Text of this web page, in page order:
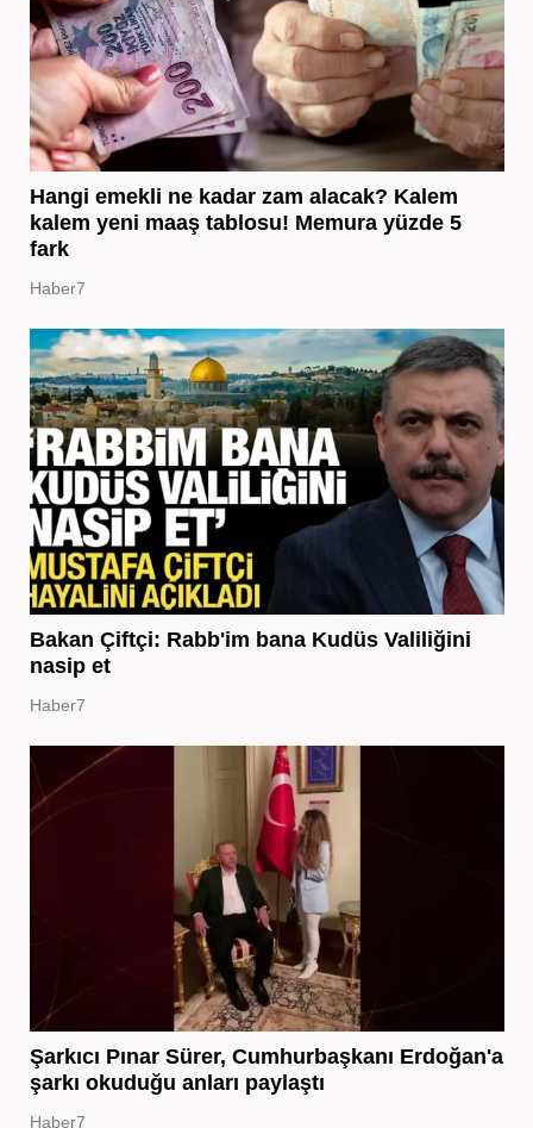
Hangi emekli ne kadar zam alacak? Kalem
kalem yeni maaş tablosu! Memura yüzde 5
fark
Haber7
Bakan Çiftçi: Rabb'im bana Kudüs Valiliğini
nasip et
Haber7
Şarkıcı Pınar Sürer, Cumhurbaşkanı Erdoğan'a
şarkı okuduğu anları paylaştı
Haber7